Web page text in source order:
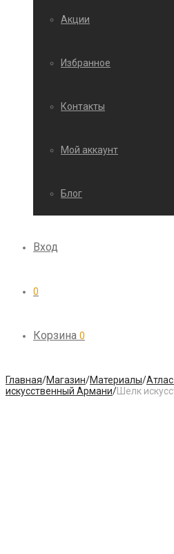
Акции
Избранное
Контакты
Мой аккаунт
Блог
Вход
0
Корзина 0
Главная/Магазин/Материалы/
искусственный Армани/ Шелк